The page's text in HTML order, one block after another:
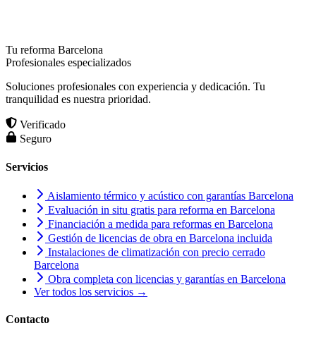
Tu reforma Barcelona
Profesionales especializados
Soluciones profesionales con experiencia y dedicación. Tu
tranquilidad es nuestra prioridad.
Verificado
Seguro
Servicios
Aislamiento térmico y acústico con garantías Barcelona
Evaluación in situ gratis para reforma en Barcelona
Financiación a medida para reformas en Barcelona
Gestión de licencias de obra en Barcelona incluida
Instalaciones de climatización con precio cerrado
Barcelona
Obra completa con licencias y garantías en Barcelona
Ver todos los servicios →
Contacto